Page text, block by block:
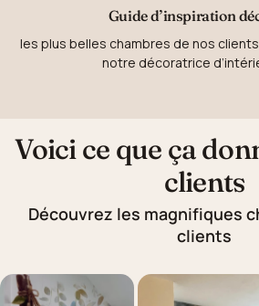
Guide d’inspiration
les plus belles chambres de nos
notre décoratrice
Voici ce que ça
clients
Découvrez les magnifiques
clients